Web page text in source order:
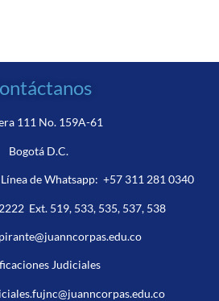
111 No. 159A-61
Bogotá D.C.
de Whatsapp: +57 311 281 0340
Ext. 519, 533, 535, 537, 538
Judiciales